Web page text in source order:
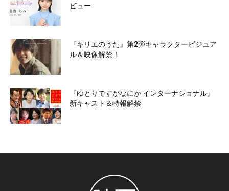
ビュー
『キリエのうた』第2弾キャラクタービジュア
ル＆映像解禁！
『ゆとりですがなにか インターナショナル』
新キャスト＆特報解禁